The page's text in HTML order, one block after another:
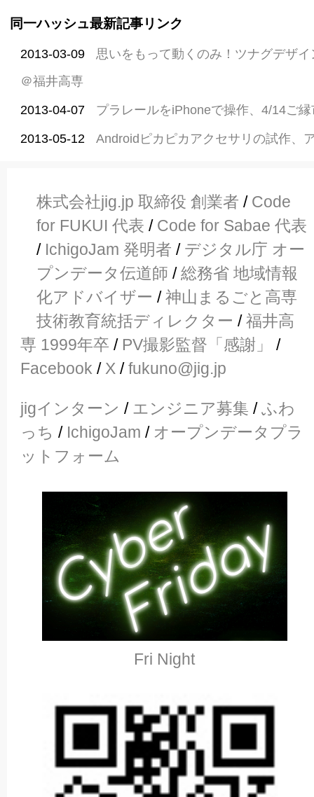
同一ハッシュ最新記事リンク
2013-03-09
思いをもって動くのみ！ツナグデザ
＠福井高専
2013-04-07 プラレールをiPhoneで操作、4/14ご
2013-05-12 Androidピカピカアクセサリの試作、
株式会社jig.jp 取締役 創業者 / Code
for FUKUI 代表 / Code for Sabae 代表
/ IchigoJam 発明者 / デジタル庁 オー
プンデータ伝道師 /総務省 地域情報
化アドバイザー /神山まるごと高専
技術教育統括ディレクター /福井高
専 1999年卒 / PV撮影監督「感謝」
/
Facebook / X /fukuno@jig.jp
jigインターン / エンジニア募集 /ふわ
っち / IchigoJam / オープンデータプラ
ットフォーム
Fri Night